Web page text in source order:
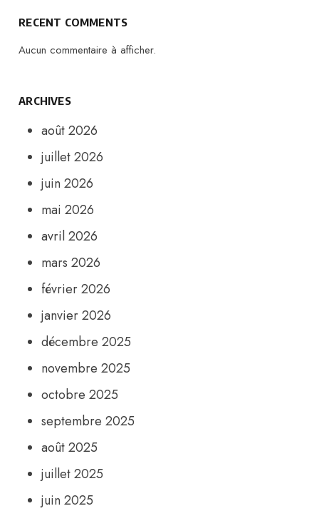
RECENT COMMENTS
Aucun commentaire à afficher.
ARCHIVES
août 2026
juillet 2026
juin 2026
mai 2026
avril 2026
mars 2026
février 2026
janvier 2026
décembre 2025
novembre 2025
octobre 2025
septembre 2025
août 2025
juillet 2025
juin 2025